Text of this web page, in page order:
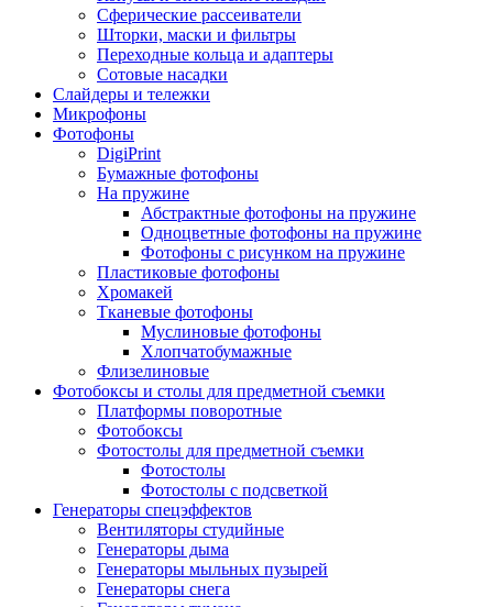
Сферические рассеиватели
Шторки, маски и фильтры
Переходные кольца и адаптеры
Сотовые насадки
Слайдеры и тележки
Микрофоны
Фотофоны
DigiPrint
Бумажные фотофоны
На пружине
Абстрактные фотофоны на пружине
Одноцветные фотофоны на пружине
Фотофоны с рисунком на пружине
Пластиковые фотофоны
Хромакей
Тканевые фотофоны
Муслиновые фотофоны
Хлопчатобумажные
Флизелиновые
Фотобоксы и столы для предметной съемки
Платформы поворотные
Фотобоксы
Фотостолы для предметной съемки
Фотостолы
Фотостолы с подсветкой
Генераторы спецэффектов
Вентиляторы студийные
Генераторы дыма
Генераторы мыльных пузырей
Генераторы снега